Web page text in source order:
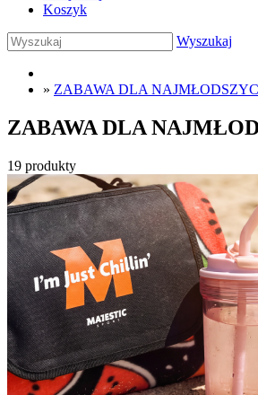
Koszyk
Wyszukaj
» ZABAWA DLA
ZABAWA DLA
19 produkty